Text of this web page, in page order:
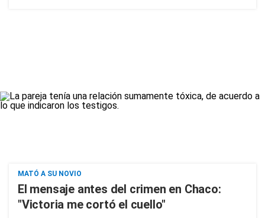
MATÓ A SU NOVIO
El mensaje antes del crimen en Chaco:
"Victoria me cortó el cuello"